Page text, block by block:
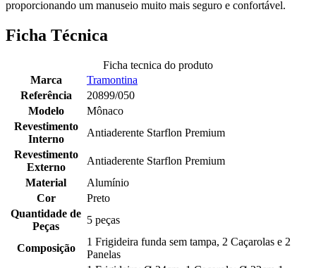
proporcionando um manuseio muito mais seguro e confortável.
Ficha Técnica
Ficha tecnica do produto
Marca
Tramontina
Referência
20899/050
Modelo
Mônaco
Revestimento
Interno
Antiaderente Starflon Premium
Revestimento
Externo
Antiaderente Starflon Premium
Material
Alumínio
Cor
Preto
Quantidade de
Peças
5 peças
Composição
1 Frigideira funda sem tampa, 2 Caçarolas e 2
Panelas